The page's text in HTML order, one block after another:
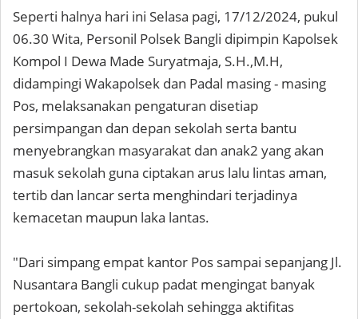
Seperti halnya hari ini Selasa pagi, 17/12/2024, pukul
06.30 Wita, Personil Polsek Bangli dipimpin Kapolsek
Kompol I Dewa Made Suryatmaja, S.H.,M.H,
didampingi Wakapolsek dan Padal masing - masing
Pos, melaksanakan pengaturan disetiap
persimpangan dan depan sekolah serta bantu
menyebrangkan masyarakat dan anak2 yang akan
masuk sekolah guna ciptakan arus lalu lintas aman,
tertib dan lancar serta menghindari terjadinya
kemacetan maupun laka lantas.
"Dari simpang empat kantor Pos sampai sepanjang Jl.
Nusantara Bangli cukup padat mengingat banyak
pertokoan, sekolah-sekolah sehingga aktifitas